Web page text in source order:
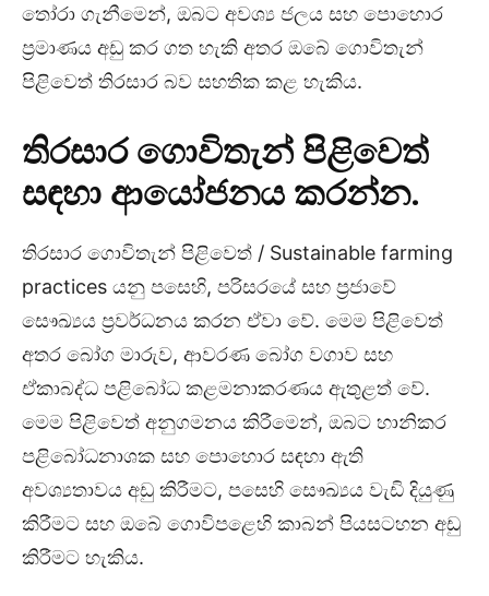
තෝරා ගැනීමෙන්, ඔබට අවශ්‍ය ජලය සහ පොහොර
ප්‍රමාණය අඩු කර ගත හැකි අතර ඔබේ ගොවිතැන්
පිළිවෙත් තිරසාර බව සහතික කළ හැකිය.
තිරසාර ගොවිතැන් පිළිවෙත්
සඳහා ආයෝජනය කරන්න.
තිරසාර ගොවිතැන් පිළිවෙත් / Sustainable farming
practices යනු පසෙහි, පරිසරයේ සහ ප්‍රජාවේ
සෞඛ්‍යය ප්‍රවර්ධනය කරන ඒවා වේ. මෙම පිළිවෙත්
අතර බෝග මාරුව, ආවරණ බෝග වගාව සහ
ඒකාබද්ධ පළිබෝධ කළමනාකරණය ඇතුළත් වේ.
මෙම පිළිවෙත් අනුගමනය කිරීමෙන්, ඔබට හානිකර
පළිබෝධනාශක සහ පොහොර සඳහා ඇති
අවශ්‍යතාවය අඩු කිරීමට, පසෙහි සෞඛ්‍යය වැඩි දියුණු
කිරීමට සහ ඔබේ ගොවිපළෙහි කාබන් පියසටහන අඩු
කිරීමට හැකිය.